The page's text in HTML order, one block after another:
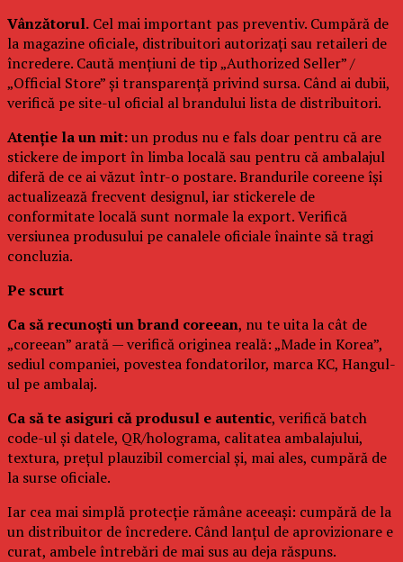
Vânzătorul. Cel mai important pas preventiv. Cumpără de
la magazine oficiale, distribuitori autorizați sau retaileri de
încredere. Caută mențiuni de tip „Authorized Seller” /
„Official Store” și transparență privind sursa. Când ai dubii,
verifică pe site-ul oficial al brandului lista de distribuitori.
Atenție la un mit:un produs nu e fals doar pentru că are
stickere de import în limba locală sau pentru că ambalajul
diferă de ce ai văzut într-o postare. Brandurile coreene își
actualizează frecvent designul, iar stickerele de
conformitate locală sunt normale la export. Verifică
versiunea produsului pe canalele oficiale înainte să tragi
concluzia.
Pe scurt
Ca să recunoști un brand coreean, nu te uita la cât de
„coreean” arată — verifică originea reală: „Made in Korea”,
sediul companiei, povestea fondatorilor, marca KC, Hangul-
ul pe ambalaj.
Ca să te asiguri că produsul e autentic, verifică batch
code-ul și datele, QR/holograma, calitatea ambalajului,
textura, prețul plauzibil comercial și, mai ales, cumpără de
la surse oficiale.
Iar cea mai simplă protecție rămâne aceeași: cumpără de la
un distribuitor de încredere. Când lanțul de aprovizionare e
curat, ambele întrebări de mai sus au deja răspuns.